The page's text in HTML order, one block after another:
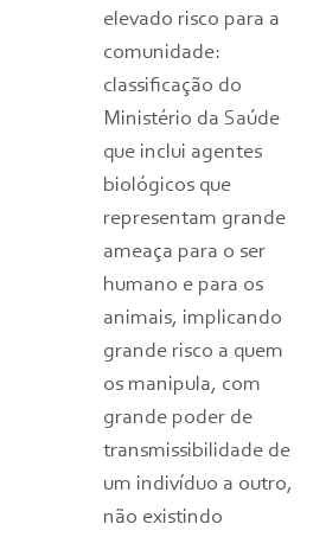
elevado risco para a
comunidade:
classificação do
Ministério da Saúde
que inclui agentes
biológicos que
representam grande
ameaça para o ser
humano e para os
animais, implicando
grande risco a quem
os manipula, com
grande poder de
transmissibilidade de
um indivíduo a outro,
não existindo